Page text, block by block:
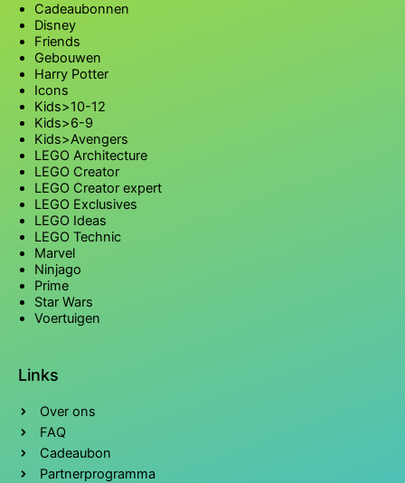
Cadeaubonnen
Disney
Friends
Gebouwen
Harry Potter
Icons
Kids>10-12
Kids>6-9
Kids>Avengers
LEGO Architecture
LEGO Creator
LEGO Creator expert
LEGO Exclusives
LEGO Ideas
LEGO Technic
Marvel
Ninjago
Prime
Star Wars
Voertuigen
Links
Over ons
FAQ
Cadeaubon
Partnerprogramma